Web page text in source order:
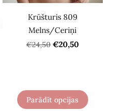
Krūšturis 809
Melns/Ceriņi
€24,50 €20,50
Parādīt opcijas